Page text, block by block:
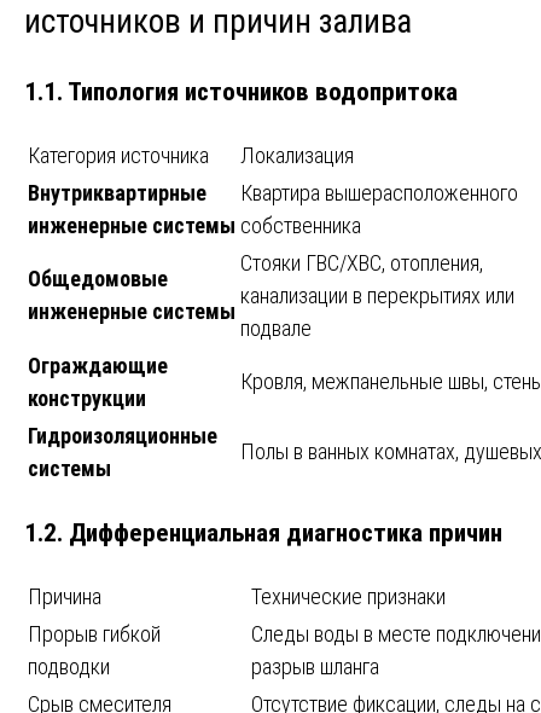
источников и причин залива
1.1. Типология источников водопритока
Категория источника
Локализация
Внутриквартирные
инженерные системы
Квартира вышерасположенного
собственника
Общедомовые
инженерные системы
Стояки ГВС/ХВС, отопления,
канализации в перекрытиях или
подвале
Ограждающие
конструкции
Кровля, межпанельные швы,
Гидроизоляционные
системы
Полы в ванных комнатах, душевых
1.2. Дифференциальная диагностика причин
Причина
Технические признаки
Прорыв гибкой
подводки
Следы воды в месте
разрыв шланга
Срыв смесителя
Отсутствие фиксации, следы на